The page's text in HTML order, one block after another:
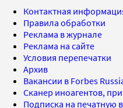
Контактная
Правила обработки
Реклама в журнале
Реклама на сайте
Условия перепечатки
Архив
Вакансии в Forbes
Сканер иноагентов,
Подписка на печатную